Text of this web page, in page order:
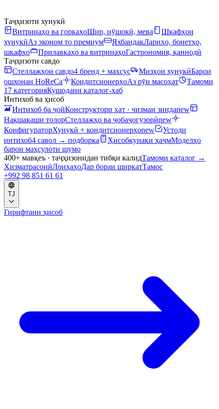
Таҷҳизоти хунукӣ
Витринаҳо ва горкаҳоШир, нӯшокӣ, мева
Шкафҳои
хунукӣАз эконом то премиум ЯхбандакЛариҳо, бонетҳо,
шкафҳо
Прилавкаҳо ва витринаҳоГастрономия, қаннодӣ
Таҷҳизоти савдо
Стеллажҳои савдо4 бренд + махсус Мизҳои хунукӣБарои
ошхонаи HoReCa
КондитсионерҳоАз рӯи масоҳат
Тамоми
17 категорияКушодани каталог-хаб
Интихоб ва ҳисоб
Интихоб ба ҷойКонструктори хат · чизмаи зиндаnew
Нақшакаши толорСтеллажҳо ва ҷобаҷогузорӣnew
КонфигураторХунукӣ + кондитсионерҳоnew
Устоди
интихоб4 савол → подборка Ҳисобкунаки ҳаҷмМоделҳо
барои маҳсулоти шумо
400+ мавқеъ · таҷҳизонидан тибқи калидТамоми каталог →
ХизматрасонӣЛоиҳаҳоДар бораи ширкатТамос
+992 98 851 61 61
TJ
Гирифтани ҳисоб